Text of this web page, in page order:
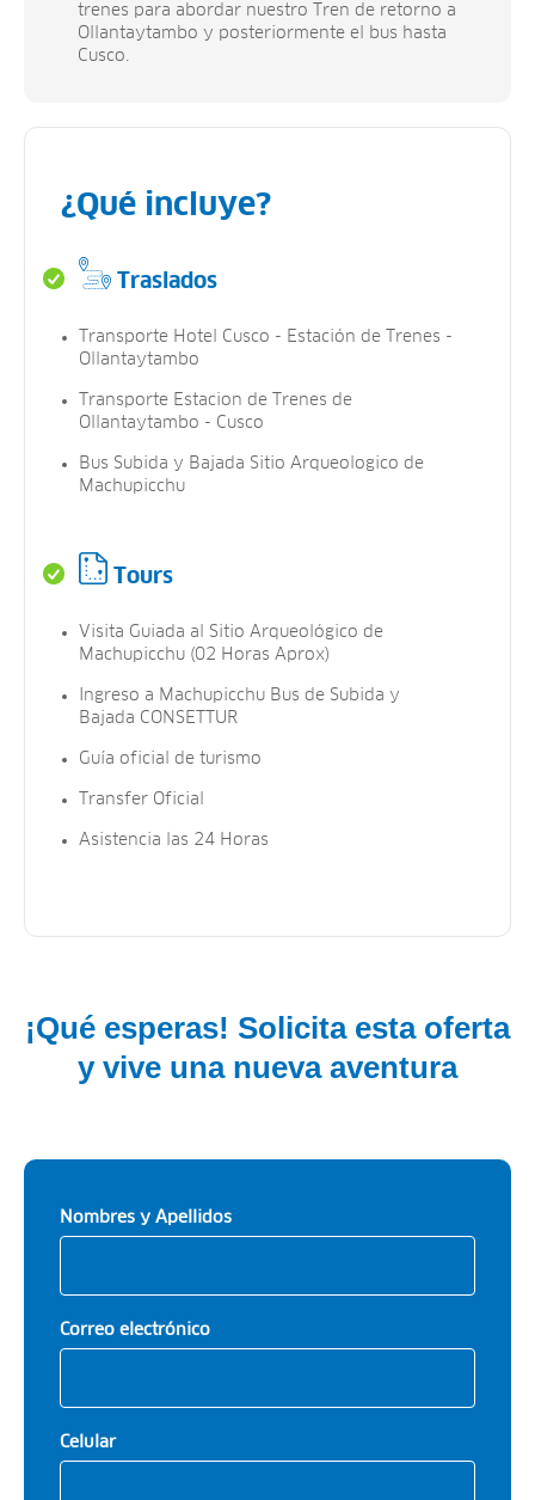
trenes para abordar nuestro Tren de retorno a
Ollantaytambo y posteriormente el bus hasta
Cusco.
¿Qué incluye?
Traslados
Transporte Hotel Cusco - Estación de Trenes -
Ollantaytambo
Transporte Estacion de Trenes de
Ollantaytambo - Cusco
Bus Subida y Bajada Sitio Arqueologico de
Machupicchu
Tours
Visita Guiada al Sitio Arqueológico de
Machupicchu (02 Horas Aprox)
Ingreso a Machupicchu Bus de Subida y
Bajada CONSETTUR
Guía oficial de turismo
Transfer Oficial
Asistencia las 24 Horas
¡Qué esperas! Solicita esta oferta
y vive una nueva aventura
Nombres y Apellidos
Correo electrónico
Celular